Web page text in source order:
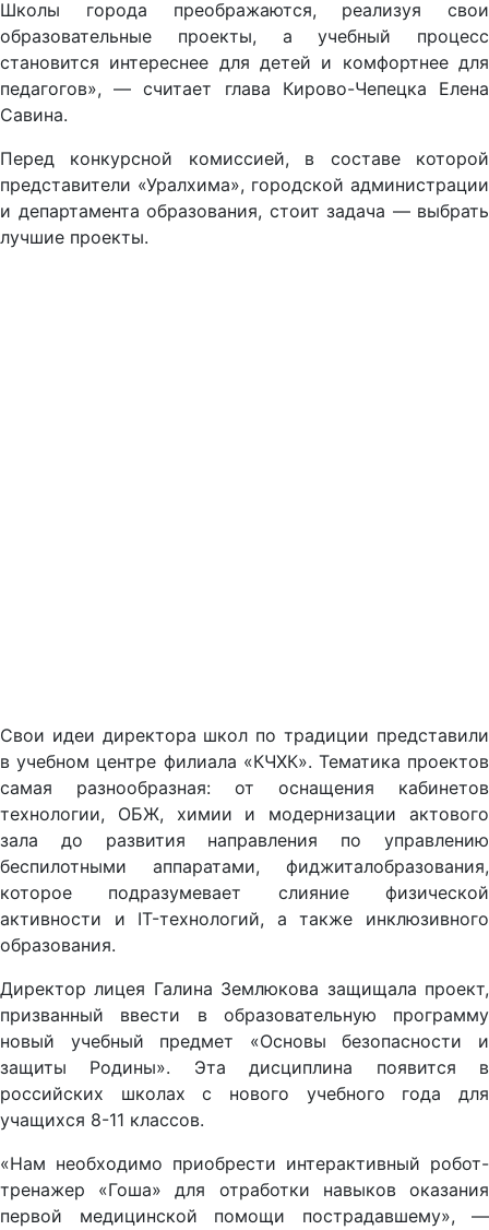
Школы города преображаются, реализуя свои
образовательные проекты, а учебный процесс
становится интереснее для детей и комфортнее для
педагогов», — считает глава Кирово-Чепецка Елена
Савина.
Перед конкурсной комиссией, в составе которой
представители «Уралхима», городской администрации
и департамента образования, стоит задача — выбрать
лучшие проекты.
Свои идеи директора школ по традиции представили
в учебном центре филиала «КЧХК». Тематика проектов
самая разнообразная: от оснащения кабинетов
технологии, ОБЖ, химии и модернизации актового
зала до развития направления по управлению
беспилотными аппаратами, фиджиталобразования,
которое подразумевает слияние физической
активности и IT-технологий, а также инклюзивного
образования.
Директор лицея Галина Землюкова защищала проект,
призванный ввести в образовательную программу
новый учебный предмет «Основы безопасности и
защиты Родины». Эта дисциплина появится в
российских школах с нового учебного года для
учащихся 8-11 классов.
«Нам необходимо приобрести интерактивный робот-
тренажер «Гоша» для отработки навыков оказания
первой медицинской помощи пострадавшему», —